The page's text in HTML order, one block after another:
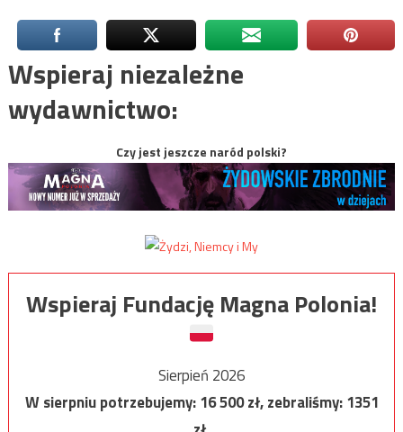
Wspieraj niezależne
wydawnictwo:
Czy jest jeszcze naród polski?
Wspieraj Fundację Magna Polonia!
Sierpień 2026
W sierpniu potrzebujemy:16 500zł, zebraliśmy:1351